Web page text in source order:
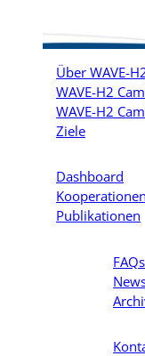
Über WAVE-
WAVE-H2
WAVE-H2
Ziele
Dashboard
Kooperationen
Publikationen
FAQs